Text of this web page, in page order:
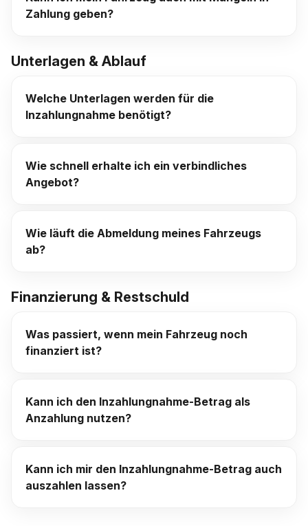
Zahlung geben?
Unterlagen & Ablauf
Welche Unterlagen werden für die
Inzahlungnahme benötigt?
Wie schnell erhalte ich ein verbindliches
Angebot?
Wie läuft die Abmeldung meines Fahrzeugs
ab?
Finanzierung & Restschuld
Was passiert, wenn mein Fahrzeug noch
finanziert ist?
Kann ich den Inzahlungnahme-Betrag als
Anzahlung nutzen?
Kann ich mir den Inzahlungnahme-Betrag auch
auszahlen lassen?